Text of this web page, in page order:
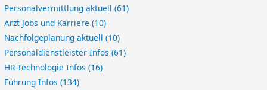
Personalvermittlung aktuell(61)
Arzt Jobs und Karriere(10)
Nachfolgeplanung aktuell(10)
Personaldienstleister Infos(61)
HR-Technologie Infos(16)
Führung Infos(134)